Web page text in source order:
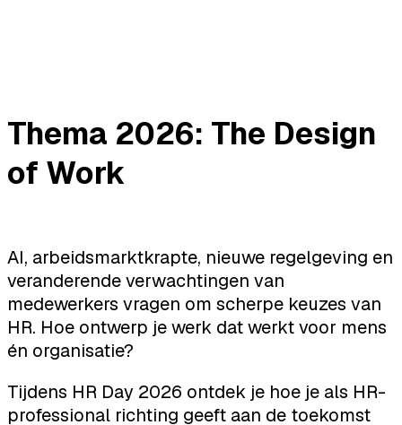
Thema 2026: The Design
of Work
AI, arbeidsmarktkrapte, nieuwe regelgeving en
veranderende verwachtingen van
medewerkers vragen om scherpe keuzes van
HR. Hoe ontwerp je werk dat werkt voor mens
én organisatie?
Tijdens HR Day 2026 ontdek je hoe je als HR-
professional richting geeft aan de toekomst